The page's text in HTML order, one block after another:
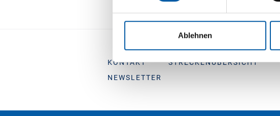
Ablehnen
KONTAKT STRECKENÜBERSICHT
NEWSLETTER